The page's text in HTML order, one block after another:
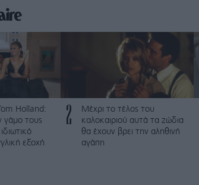
Holland:
γάμο τους
εξοχή
2
Μέχρι το τέλος του
καλοκαιριού αυτά τα ζώδια
θα έχουν βρει την αληθινή
αγάπη